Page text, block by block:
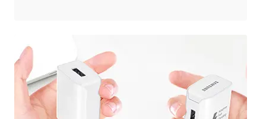
komentuje Mirosław Zossel, Wiceprezes Zarządu
i Dyrektor Generalny w Partner Tele.com.